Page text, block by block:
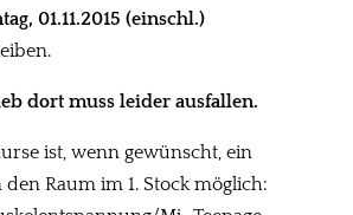
01.11.2015 (einschl.)
dort muss leider ausfallen.
ist, wenn gewünscht, ein
Raum im 1. Stock möglich: